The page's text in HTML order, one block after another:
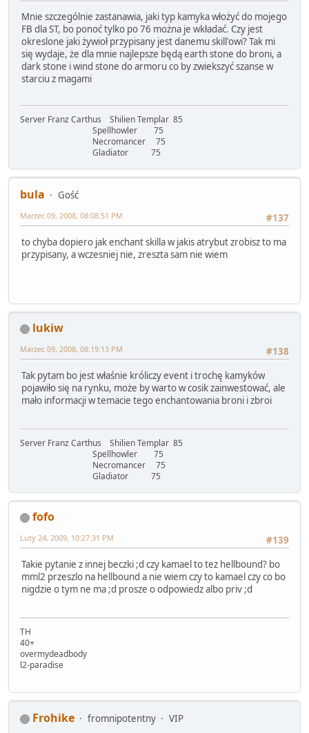
Mnie szczególnie zastanawia, jaki typ kamyka włożyć do mojego
FB dla ST, bo ponoć tylko po 76 można je wkładać. Czy jest
okreslone jaki żywioł przypisany jest danemu skill'owi? Tak mi
się wydaje, że dla mnie najlepsze będą earth stone do broni, a
dark stone i wind stone do armoru co by zwiekszyć szanse w
starciu z magami
Server Franz Carthus Shilien Templar 85
Spellhowler 75
Necromancer 75
Gladiator 75
bula
Gość
#137
Marzec 09, 2008, 08:08:51 PM
to chyba dopiero jak enchant skilla w jakis atrybut zrobisz to ma
przypisany, a wczesniej nie, zreszta sam nie wiem
lukiw
#138
Marzec 09, 2008, 08:19:13 PM
Tak pytam bo jest właśnie króliczy event i trochę kamyków
pojawiło się na rynku, może by warto w cosik zainwestować, ale
mało informacji w temacie tego enchantowania broni i zbroi
Server Franz Carthus Shilien Templar 85
Spellhowler 75
Necromancer 75
Gladiator 75
fofo
#139
Luty 24, 2009, 10:27:31 PM
Takie pytanie z innej beczki ;d czy kamael to tez hellbound? bo
mml2 przeszlo na hellbound a nie wiem czy to kamael czy co bo
nigdzie o tym ne ma ;d prosze o odpowiedz albo priv ;d
TH
40+
overmydeadbody
l2-paradise
Frohike fromnipotentny
VIP